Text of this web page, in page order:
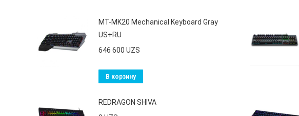
MT-MK20 Mechanical Keyboard Gray
US+RU
646 600 UZS
В корзину
REDRAGON SHIVA